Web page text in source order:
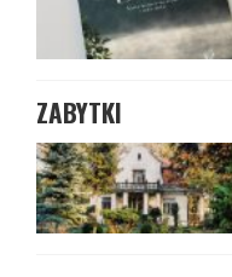
ZABYTKI